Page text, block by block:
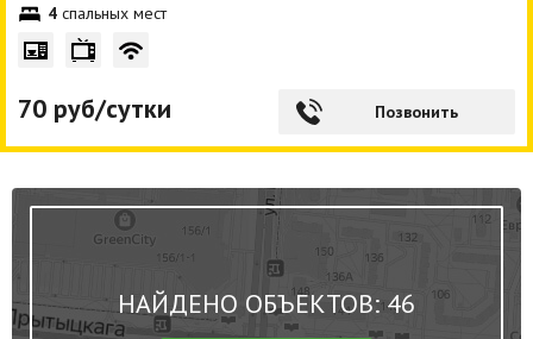
4 спальных мест
70 руб/сутки Позвонить
НАЙДЕНО ОБЪЕКТОВ: 46